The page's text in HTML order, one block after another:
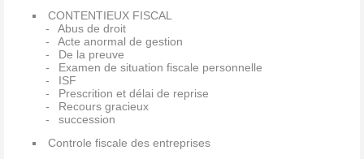
CONTENTIEUX FISCAL
Abus de droit
Acte anormal de gestion
De la preuve
Examen de situation fiscale personnelle
ISF
Prescrition et délai de reprise
Recours gracieux
succession
Controle fiscale des entreprises